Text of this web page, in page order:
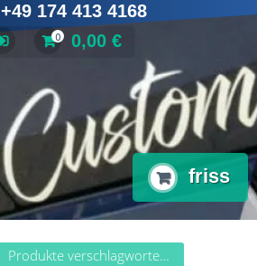
+49 174 413 4168
0 0,00 €
friss
Produkte verschlagwortet mit „friss“